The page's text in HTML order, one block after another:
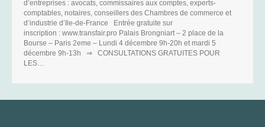
d’entreprises : avocats, commissaires aux comptes, experts-
comptables, notaires, conseillers des Chambres de commerce et
d’industrie d’Ile-de-France Entrée gratuite sur
inscription : www.transfair.pro Palais Brongniart – 2 place de la
Bourse – Paris 2eme – Lundi 4 décembre 9h-20h et mardi 5
décembre 9h-13h ⇒ CONSULTATIONS GRATUITES POUR
LES…